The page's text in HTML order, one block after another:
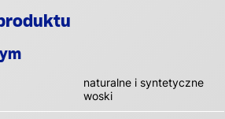
naturalne i syntetyczne
woski